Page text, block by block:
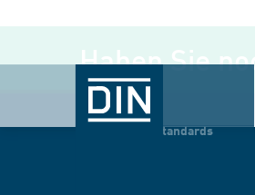
Haben Sie
Normen & Standards